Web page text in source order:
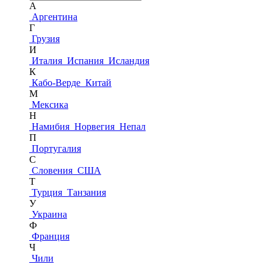
А
Аргентина
Г
Грузия
И
Италия Испания Исландия
К
Кабо-Верде Китай
М
Мексика
Н
Намибия Норвегия Непал
П
Португалия
С
Словения США
Т
Турция Танзания
У
Украина
Ф
Франция
Ч
Чили